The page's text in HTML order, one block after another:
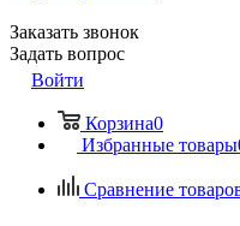
Заказать звонок
Задать вопрос
Войти
Корзина0
Избранные товары
Сравнение